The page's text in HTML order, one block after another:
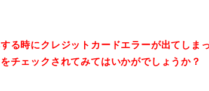
る時にクレジットカードエラーが出てしま
チェックされてみてはいかがでしょうか？